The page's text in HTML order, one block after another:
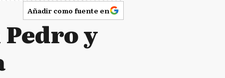
Añadir como fuente en
y